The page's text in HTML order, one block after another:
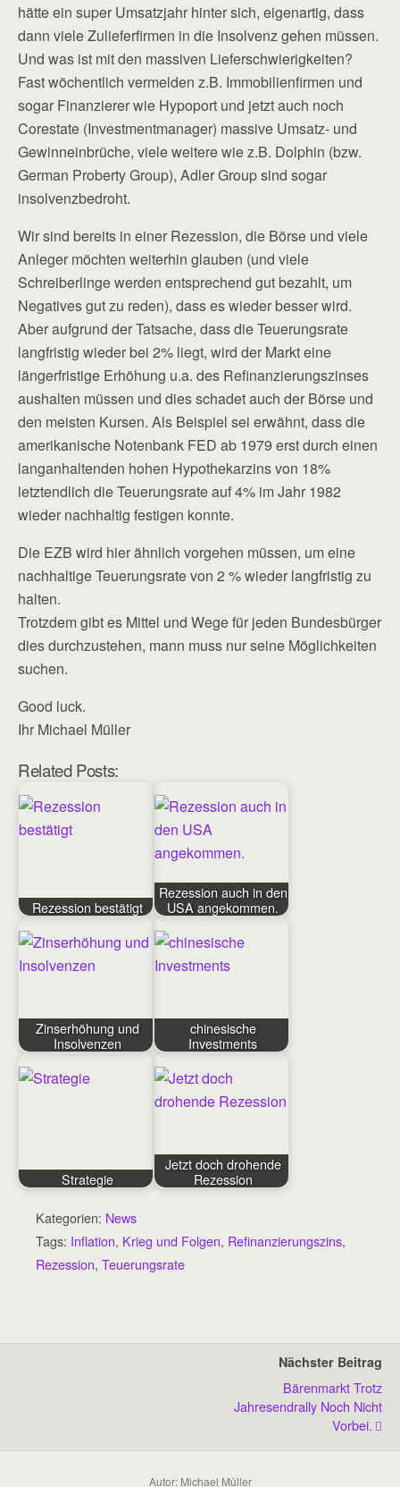
hätte ein super Umsatzjahr hinter sich, eigenartig, dass
dann viele Zulieferfirmen in die Insolvenz gehen müssen.
Und was ist mit den massiven Lieferschwierigkeiten?
Fast wöchentlich vermelden z.B. Immobilienfirmen und
sogar Finanzierer wie Hypoport und jetzt auch noch
Corestate (Investmentmanager) massive Umsatz- und
Gewinneinbrüche, viele weitere wie z.B. Dolphin (bzw.
German Proberty Group), Adler Group sind sogar
insolvenzbedroht.
Wir sind bereits in einer Rezession, die Börse und viele
Anleger möchten weiterhin glauben (und viele
Schreiberlinge werden entsprechend gut bezahlt, um
Negatives gut zu reden), dass es wieder besser wird.
Aber aufgrund der Tatsache, dass die Teuerungsrate
langfristig wieder bei 2% liegt, wird der Markt eine
längerfristige Erhöhung u.a. des Refinanzierungszinses
aushalten müssen und dies schadet auch der Börse und
den meisten Kursen. Als Beispiel sei erwähnt, dass die
amerikanische Notenbank FED ab 1979 erst durch einen
langanhaltenden hohen Hypothekarzins von 18%
letztendlich die Teuerungsrate auf 4% im Jahr 1982
wieder nachhaltig festigen konnte.
Die EZB wird hier ähnlich vorgehen müssen, um eine
nachhaltige Teuerungsrate von 2 % wieder langfristig zu
halten.
Trotzdem gibt es Mittel und Wege für jeden Bundesbürger
dies durchzustehen, mann muss nur seine Möglichkeiten
suchen.
Good luck.
Ihr Michael Müller
Related Posts:
Rezession bestätigt
Rezession auch in den
USA angekommen.
Zinserhöhung und
Insolvenzen
chinesische
Investments
Strategie
Jetzt doch drohende
Rezession
Kategorien: News
Tags: Inflation, Krieg und Folgen, Refinanzierungszins,
Rezession, Teuerungsrate
Nächster Beitrag
Bärenmarkt Trotz
Jahresendrally Noch Nicht
Vorbei.
Autor: Michael Müller